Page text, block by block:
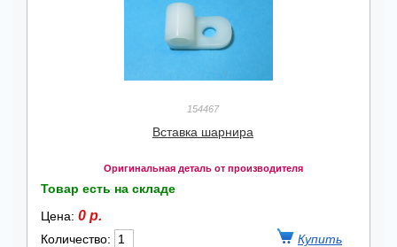
154467
Вставка шарнира
Оригинальная деталь от производителя
Товар есть на складе
Цена: 0 р.
Количество: